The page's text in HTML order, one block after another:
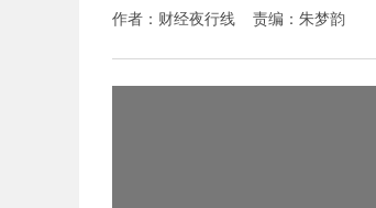
作者：财经夜行线 责编：朱梦韵